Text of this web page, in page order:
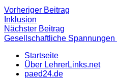
Beitragsnavigation
Vorheriger Beitrag
Inklusion
Nächster Beitrag
Beitrag
Gesellschaftliche
Startseite
Über LehrerLinks.net
paed24.de